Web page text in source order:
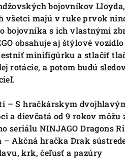
bojovníkov
všetci majú v ruke prvok
bojovníka s ich vlastnými
obsahuje aj štýlové
minifigúrku a stlačiť
rotácie, a potom budú
– S hračkárskym
a dievčatá od 9 rokov môžu
seriálu NINJAGO Dragons
Akčná hračka Drak
krk, čeľusť a pazúry